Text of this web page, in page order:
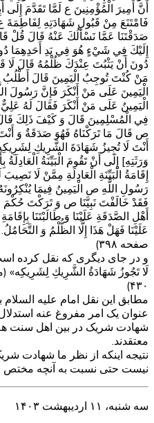
أَنَّ أَمِيرَ الْمُؤْمِنِينَ ع لَمَّا تَقَدَّمَ
فَامْتَنَعَ مِنْ قَبُولِ شَهَادَتِهِ لِفَاطِمَةَ ع
صَدَقْتَنَا عَمَّا نَسْأَلُكَ عَنْهُ قَالَ قُلْ
إِلَيْكَ فِي شَيْ‏ءٍ هُوَ فِي يَدِ أَحَدِهِمَا
دُونَ أَنْ يَثْبُتَ عِنْدَكَ ظُلْمُهُ قَالَ لَا
مَنْ كُنْتَ تُوجِبُ الْيَمِينَ قَالَ أَطْلُبُ
الْيَمِينَ عَلَى مَنْ أَنْكَرَ فَإِنَّ رَسُولَ
الْيَمِينُ عَلَى مَنْ أَنْكَرَ فَقَالَ لَهُ
فِي الْمُسْلِمِينَ‏ قَالَ وَ كَيْفَ ذَلِكَ
ص قَالَ مَا تَرَكْنَاهُ فَهُوَ صَدَقَةٌ وَ
أَنْتَ لَا تُجِيزُ شَهَادَةَ الشَّرِيكِ‏
وَرَثَتِهِ‏] إِلَى أَنْ تَقُومَ الْبَيِّنَةُ
إِقَامَةُ الْبَيِّنَةِ الْعَادِلَةِ مِمَّنْ لَا
رَسُولِ اللَّهِ ص الْيَمِينُ فِيمَا
فَقَدْ خَالَفْتَ نَبِيَّنَا ص وَ تَرَكْتَ حُكْمَ
أَهْلِ‏ الصَّدَقَةِ عَلَيْنَا وَ طَالَبْتَنَا
صفحه ۳۹۸)
و در جای دیگری که نقل کرده
۴۳۰)
مطابق این نقل امام علیه
عنوان یک امر مفروغ عنه
شهادت شریک در بین اهل سنت هم
معتقدند.
نتیجه اینکه از نظر ما شهادت
نیست حتی نسبت به آنچه مختص
سه شنبه، ۱۱ اردیبهشت ۱۴۰۳